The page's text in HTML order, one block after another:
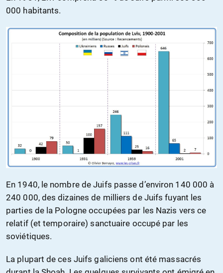
000 habitants.
En 1940, le nombre de Juifs passe d’environ 140 000 à
240 000, des dizaines de milliers de Juifs fuyant les
parties de la Pologne occupées par les Nazis vers ce
relatif (et temporaire) sanctuaire occupé par les
soviétiques.
La plupart de ces Juifs galiciens ont été massacrés